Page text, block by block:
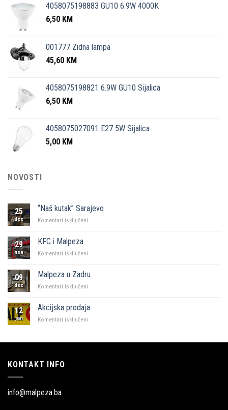
4058075198883 GU10 6.9W 4000K
6,50 KM
001777 Zidna lampa
45,60 KM
4058075198821 6.9W GU10 Sijalica
6,50 KM
4058075027091 E27 5W Sijalica
5,00 KM
NOVOSTI
25
dec
“Naš kutak” Sarajevo
Komentari isključeni
29
nov
KFC i Malpeza
Komentari isključeni
Malpeza
09
dec
Malpeza u Zadru
Komentari isključeni
Zadru
12
jan
Akcijska prodaja
Komentari isključeni
KONTAKT INFO
info@malpeza.ba